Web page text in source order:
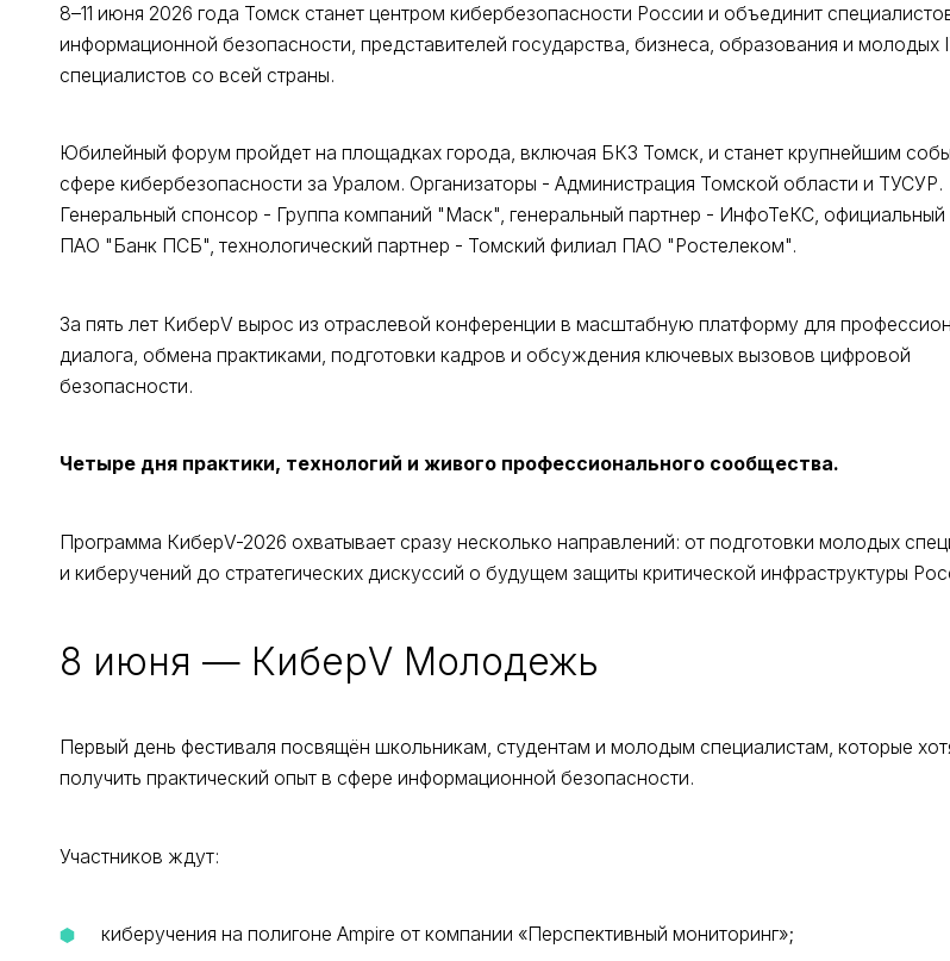
8–11 июня 2026 года Томск станет центром кибербезопасности России и объединит
информационной безопасности, представителей государства, бизнеса, образования и молодых
специалистов со всей страны.
Юбилейный форум пройдет на площадках города, включая БКЗ Томск, и станет крупнейшим
сфере кибербезопасности за Уралом. Организаторы - Администрация Томской области и ТУСУР.
Генеральный спонсор - Группа компаний "Маск", генеральный партнер - ИнфоТеКС, официальный
ПАО "Банк ПСБ", технологический партнер - Томский филиал ПАО "Ростелеком".
За пять лет КиберV вырос из отраслевой конференции в масштабную платформу для
диалога, обмена практиками, подготовки кадров и обсуждения ключевых вызовов цифровой
безопасности.
Четыре дня практики, технологий и живого профессионального сообщества.
Программа КиберV-2026 охватывает сразу несколько направлений: от подготовки молодых
и киберучений до стратегических дискуссий о будущем защиты критической инфраструктуры
8 июня — КиберV Молодежь
Первый день фестиваля посвящён школьникам, студентам и молодым специалистам, которые
получить практический опыт в сфере информационной безопасности.
Участников ждут:
киберучения на полигоне Ampire от компании «Перспективный мониторинг»;